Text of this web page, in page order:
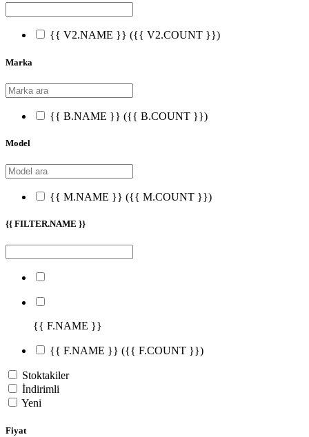
{{ V2.NAME }} ({{ V2.COUNT }})
Marka
{{ B.NAME }} ({{ B.COUNT }})
Model
{{ M.NAME }} ({{ M.COUNT }})
{{ FILTER.NAME }}
{{ F.NAME }}
{{ F.NAME }} ({{ F.COUNT }})
Stoktakiler
İndirimli
Yeni
Fiyat